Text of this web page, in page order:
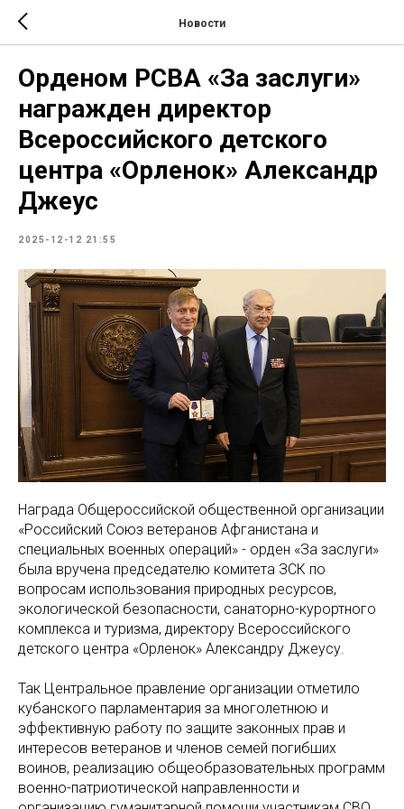
Новости
Орденом РСВА «За заслуги»
награжден директор
Всероссийского детского
центра «Орленок» Александр
Джеус
2025-12-12 21:55
Награда Общероссийской общественной организации
«Российский Союз ветеранов Афганистана и
специальных военных операций» - орден «За заслуги»
была вручена председателю комитета ЗСК по
вопросам использования природных ресурсов,
экологической безопасности, санаторно-курортного
комплекса и туризма, директору Всероссийского
детского центра «Орленок» Александру Джеусу.
Так Центральное правление организации отметило
кубанского парламентария за многолетнюю и
эффективную работу по защите законных прав и
интересов ветеранов и членов семей погибших
воинов, реализацию общеобразовательных программ
военно-патриотической направленности и